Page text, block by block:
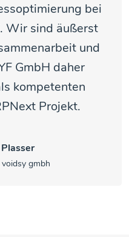
bei
Wir sind äußerst
und
GmbH daher
kompetenten
Projekt.
gmbh